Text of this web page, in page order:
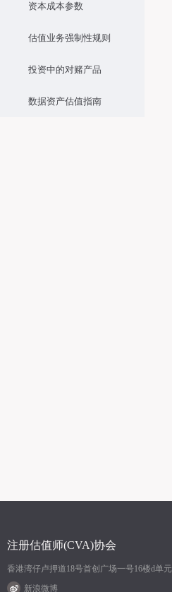
资本成本参数
估值业务强制性规则
投资中的对赌产品
数据资产估值指南
注册估值师(CVA)协会
香港湾仔卢押道18号首创广场一号16楼d单元
新浪微博